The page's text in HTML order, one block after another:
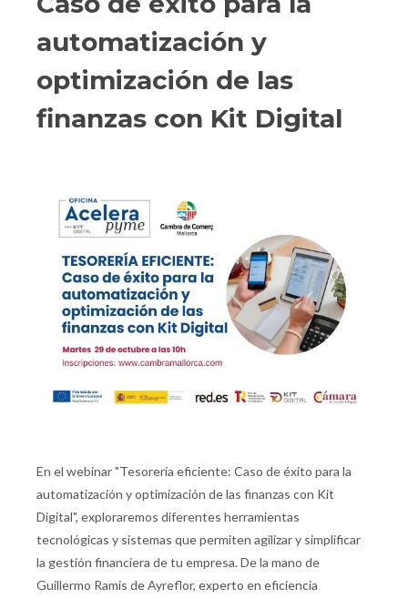
automatización y
optimización de las
finanzas con Kit Digital
En el webinar "Tesorería eficiente: Caso de éxito para la
automatización y optimización de las finanzas con Kit
Digital", exploraremos diferentes herramientas
tecnológicas y sistemas que permiten agilizar y simplificar
la gestión financiera de tu empresa. De la mano de
Guillermo Ramis de Ayreflor, experto en eficiencia